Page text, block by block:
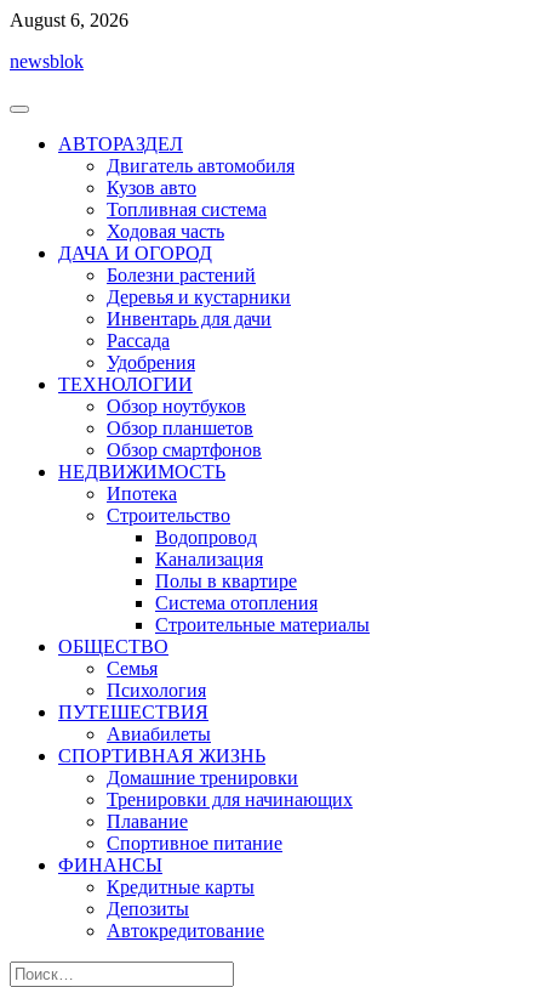
Перейти
содержимому
August 6, 2026
newsblok
АВТОРАЗДЕЛ
Двигатель автомобиля
Кузов авто
Топливная система
Ходовая часть
ДАЧА И ОГОРОД
Болезни растений
Деревья и кустарники
Инвентарь для дачи
Рассада
Удобрения
ТЕХНОЛОГИИ
Обзор ноутбуков
Обзор планшетов
Обзор смартфонов
НЕДВИЖИМОСТЬ
Ипотека
Строительство
Водопровод
Канализация
Полы в квартире
Система отопления
Строительные материалы
ОБЩЕСТВО
Семья
Психология
ПУТЕШЕСТВИЯ
Авиабилеты
СПОРТИВНАЯ ЖИЗНЬ
Домашние тренировки
Тренировки для начинающих
Плавание
Спортивное питание
ФИНАНСЫ
Кредитные карты
Депозиты
Автокредитование